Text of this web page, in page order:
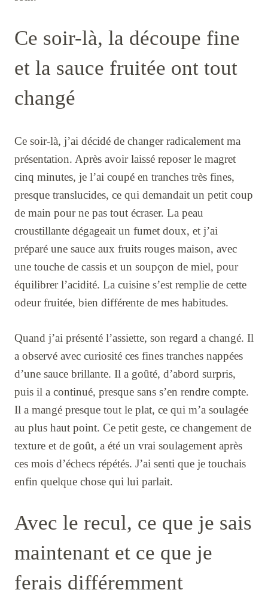
Ce soir-là, la découpe fine
et la sauce fruitée ont tout
changé
Ce soir-là, j’ai décidé de changer radicalement ma
présentation. Après avoir laissé reposer le magret
cinq minutes, je l’ai coupé en tranches très fines,
presque translucides, ce qui demandait un petit coup
de main pour ne pas tout écraser. La peau
croustillante dégageait un fumet doux, et j’ai
préparé une sauce aux fruits rouges maison, avec
une touche de cassis et un soupçon de miel, pour
équilibrer l’acidité. La cuisine s’est remplie de cette
odeur fruitée, bien différente de mes habitudes.
Quand j’ai présenté l’assiette, son regard a changé. Il
a observé avec curiosité ces fines tranches nappées
d’une sauce brillante. Il a goûté, d’abord surpris,
puis il a continué, presque sans s’en rendre compte.
Il a mangé presque tout le plat, ce qui m’a soulagée
au plus haut point. Ce petit geste, ce changement de
texture et de goût, a été un vrai soulagement après
ces mois d’échecs répétés. J’ai senti que je touchais
enfin quelque chose qui lui parlait.
Avec le recul, ce que je sais
maintenant et ce que je
ferais différemment